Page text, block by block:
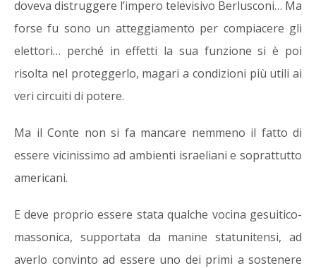
doveva distruggere l’impero televisivo Berlusconi… Ma
forse fu sono un atteggiamento per compiacere gli
elettori… perché in effetti la sua funzione si è poi
risolta nel proteggerlo, magari a condizioni più utili ai
veri circuiti di potere.
Ma il Conte non si fa mancare nemmeno il fatto di
essere vicinissimo ad ambienti israeliani e soprattutto
americani.
E deve proprio essere stata qualche vocina gesuitico-
massonica, supportata da manine statunitensi, ad
averlo convinto ad essere uno dei primi a sostenere